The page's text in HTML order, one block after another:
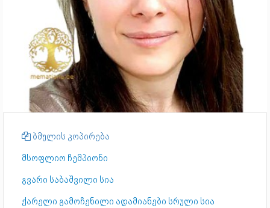
ბმულის კოპირება
მსოფლიო ჩემპიონი
გვარი საბაშვილი სია
ქარელი გამოჩენილი ადამიანები სრული სია